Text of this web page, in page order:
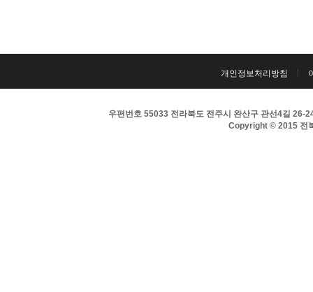
개인정보처리방침
우편번호 55033 전라북도 전주시 완산구 관선4길
Copyright © 2015 전